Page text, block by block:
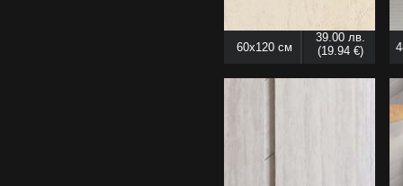
60x120 см
39.00 лв.
(19.94 €)